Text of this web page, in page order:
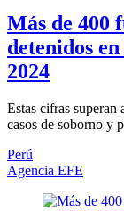
Más de 400
detenidos
2024
Estas cifras
casos de soborno y
Perú
Agencia EFE